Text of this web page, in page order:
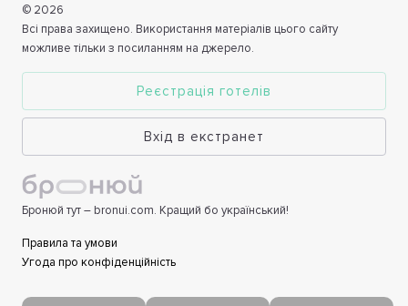
© 2026
Всі права захищено. Використання матеріалів цього сайту
можливе тільки з посиланням на джерело.
Реєстрація готелів
Вхід в екстранет
Бронюй тут – bronui.com. Кращий бо український!
Правила та умови
Угода про конфіденційність